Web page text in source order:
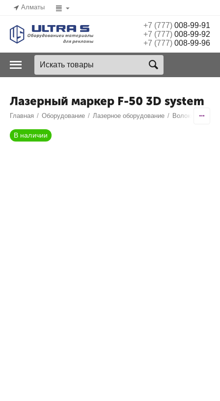
Алматы
+7 (777)008-99-91
+7 (777)008-99-92
+7 (777)008-99-96
Лазерный маркер F-50 3D system
Главная / Оборудование / Лазерное оборудование / Волоконные
В наличии